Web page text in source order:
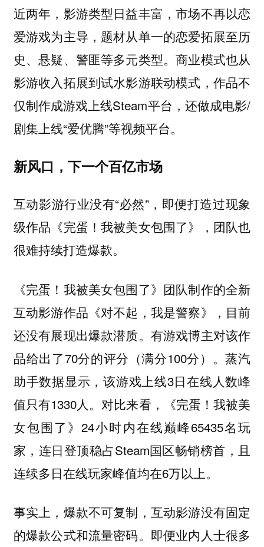
近两年，影游类型日益丰富，市场不再以恋
爱游戏为主导，题材从单一的恋爱拓展至历
史、悬疑、警匪等多元类型。商业模式也从
影游收入拓展到试水影游联动模式，作品不
仅制作成游戏上线Steam平台，还做成电影/
剧集上线“爱优腾”等视频平台。
新风口，下一个百亿市场
互动影游行业没有“必然”，即便打造过现象
级作品《完蛋！我被美女包围了》，团队也
很难持续打造爆款。
《完蛋！我被美女包围了》团队制作的全新
互动影游作品《对不起，我是警察》，目前
还没有展现出爆款潜质。有游戏博主对该作
品给出了70分的评分（满分100分）。蒸汽
助手数据显示，该游戏上线3日在线人数峰
值只有1330人。对比来看，《完蛋！我被美
女包围了》24小时内在线巅峰65435名玩
家，连日登顶稳占Steam国区畅销榜首，且
连续多日在线玩家峰值均在6万以上。
事实上，爆款不可复制，互动影游没有固定
的爆款公式和流量密码。即便业内人士很多